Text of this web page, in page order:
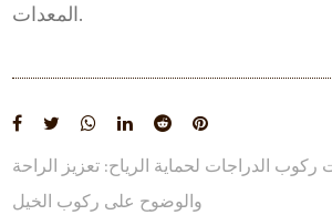
المعدات.
ركوب الدراجات لحماية الرياح: تعزيز الراحة
والوضوح على ركوب الخيل